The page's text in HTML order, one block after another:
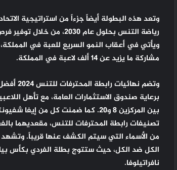
وتعد هذه البطولة أيضاً جزءاً من استراتيجية
رياضة التنس بحلول عام
ويأتي في أعقاب النمو السريع للعبة في المملكة
مشاركة ما يزيد عن 14 ألف لاعبة في المملكة
.
برعاية صندوق الاستثمارات العامة، مع تأهل
بين المركزين 8 و20. كما ضمنت كل من
تصنيفات رابطة المحترفات للتنس، مقعديهما
من الأسماء التي سيتم الكشف عنها قريباً.
الكل ضد الكل، حيث ستتوج بطلة الفردي بكأس
نافراتيلوفا.